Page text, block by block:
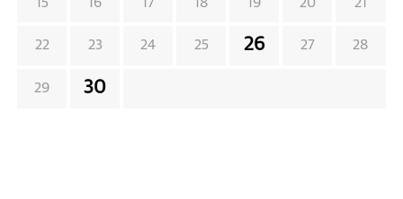
15 16 17 18 19 20 21
22 23 24 25 26 27 28
29 30